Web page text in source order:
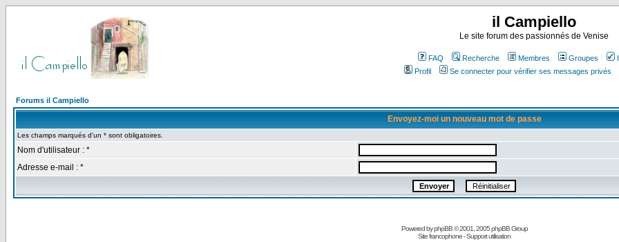
il Campiello
Le site forum des passionnés de Venise
FAQ Recherche Membres Groupes
Profil
Se connecter pour vérifier ses messages privés
Forums il Campiello
Envoyez-moi un nouveau mot de passe
Les champs marqués d'un * sont obligatoires.
Nom d'utilisateur : *
Adresse e-mail : *
Powered byphpBB© 2001, 2005 phpBB Group
Site francophone-Support utilisation